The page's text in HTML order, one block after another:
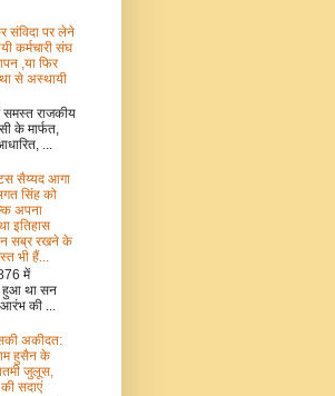
संविदा पर लेने
कर्मचारी संघ
,या फिर
से अस्थायी
समस्त राजकीय
के मार्फत,
...
सैय्यद आगा
सिंह को
अपना
इतिहास
सब्र रखने के
भी हैं...
में
हुआ था सन
आरंभ की ...
सकी अकीदत:
हुसैन के
जुलूस,
सदाएं